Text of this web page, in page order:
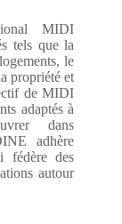
MIDI
tels que la
le
propriété et
de MIDI
adaptés à
dans
adhère
fédère des
autour